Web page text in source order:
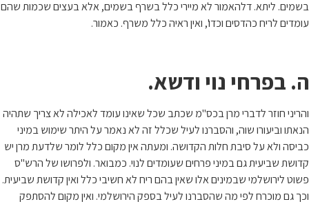
בשמים. ליתא. דלהאמור לא מיירי כלל בשרף בשמים, אלא בעצים שכמות שהם
עומדים לריח כהדסים וכדו', ואין ראיה כלל משרף. כאמור.
ה. בפרחי נוי ודשא.
והריני חוזר לדברי מרן בכס"מ שכתב שכל שאינו עומד לאכילה לא צריך שתהיה
הנאתו וביעורו שוה, והסברנו לעיל שכלל זה לא נאמר על היתר שימוש במיני
כביסה ולא על סיבת חלות הקדושה. ומעתה אין מקום כלל לומר שלדעת מרן יש
קדושת שביעית גם במיני פרחים שעומדים לנוי. כמבואר. ולפרושו של הרש"ס
פשוט לירושלמי שבמינים אלו שאין בהם ריח לא חשיבי כלל ואין קדושת שביעית.
וכך גם מוכרח לפי מה שהסברנו לעיל בספק הירושלמי. ואין מקום להסתפק